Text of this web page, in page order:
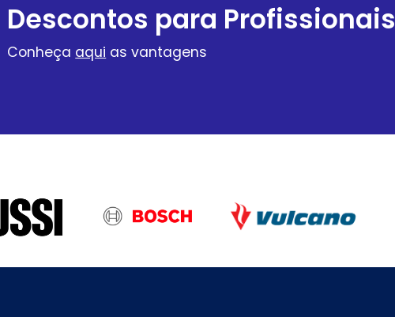
Descontos para Profissionais
Conheça aqui as vantagens